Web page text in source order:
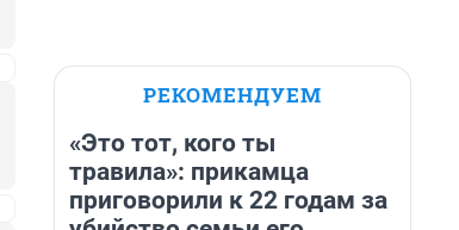
РЕКОМЕНДУЕМ
«Это тот, кого ты
травила»: прикамца
приговорили к 22 годам за